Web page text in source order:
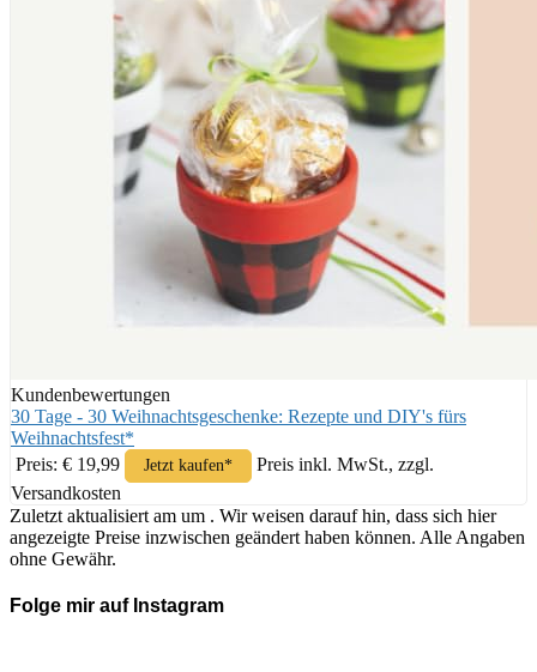
Kundenbewertungen
30 Tage - 30 Weihnachtsgeschenke: Rezepte und DIY's fürs
Weihnachtsfest*
Preis: € 19,99
Jetzt kaufen*
Preis inkl. MwSt., zzgl.
Versandkosten
Zuletzt aktualisiert am um . Wir weisen darauf hin, dass sich hier
angezeigte Preise inzwischen geändert haben können. Alle Angaben
ohne Gewähr.
Folge mir auf Instagram